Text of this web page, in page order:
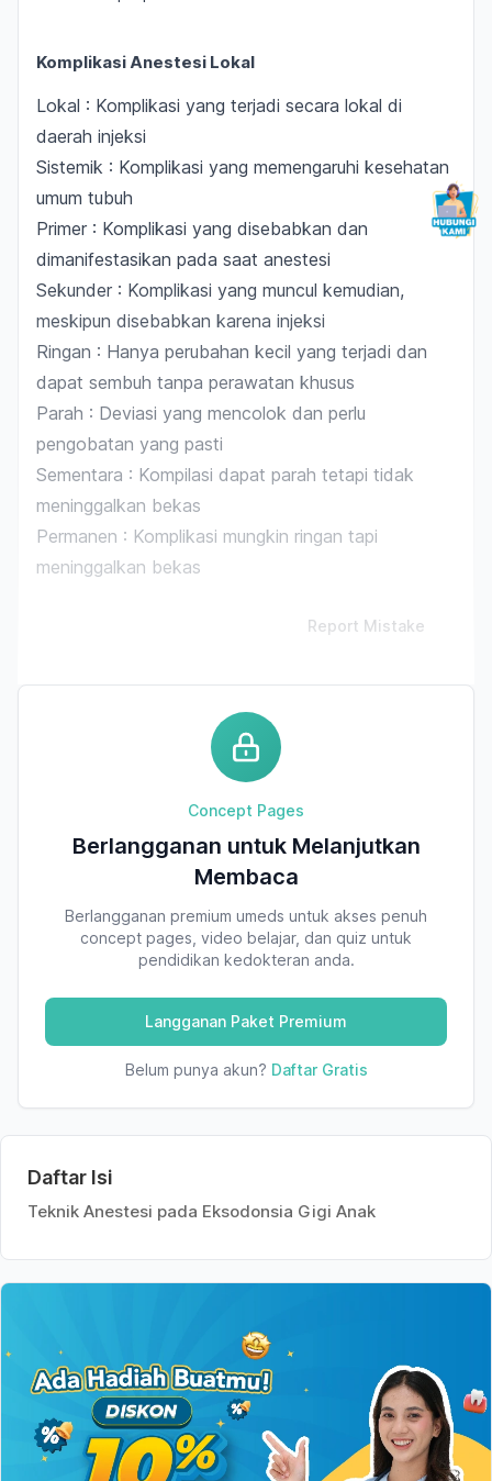
Komplikasi Anestesi Lokal
Lokal : Komplikasi yang terjadi secara lokal di
daerah injeksi
Sistemik : Komplikasi yang memengaruhi kesehatan
umum tubuh
Primer : Komplikasi yang disebabkan dan
dimanifestasikan pada saat anestesi
Sekunder : Komplikasi yang muncul kemudian,
meskipun disebabkan karena injeksi
Ringan : Hanya perubahan kecil yang terjadi dan
dapat sembuh tanpa perawatan khusus
Parah : Deviasi yang mencolok dan perlu
pengobatan yang pasti
Sementara : Kompilasi dapat parah tetapi tidak
meninggalkan bekas
Permanen : Komplikasi mungkin ringan tapi
meninggalkan bekas
Report Mistake
Concept Pages
Berlangganan untuk Melanjutkan
Membaca
Berlangganan premium umeds untuk akses penuh
concept pages, video belajar, dan quiz untuk
pendidikan kedokteran anda.
Langganan Paket Premium
Belum punya akun? Daftar Gratis
Daftar Isi
Teknik Anestesi pada Eksodonsia Gigi Anak